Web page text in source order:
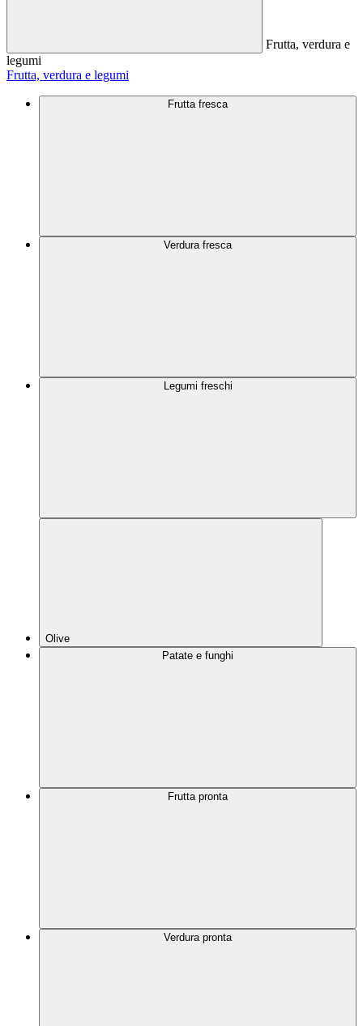
Frutta, verdura e
legumi
Frutta, verdura e legumi
Frutta fresca
Verdura fresca
Legumi freschi
Olive
Patate e funghi
Frutta pronta
Verdura pronta